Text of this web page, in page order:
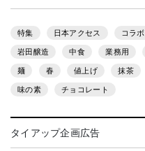
特集 日本アクセス コラボ
岩田醸造 中食 業務用
麺 春 値上げ 抹茶
味の素 チョコレート
タイアップ企画広告